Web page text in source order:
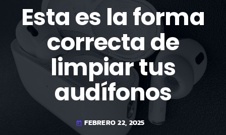
Esta es la forma
correcta de
limpiar tus
audífonos
today FEBRERO 22, 2025